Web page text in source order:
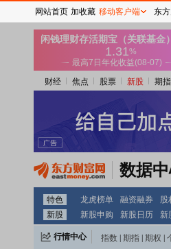
财经 焦点 股票 新股 期指
数据
特色 龙虎榜单 融资融券 股
新股
新股申购 新股日历 新
行情中心 指数 期指 期权
网站首页 加收藏 移动客户端 东